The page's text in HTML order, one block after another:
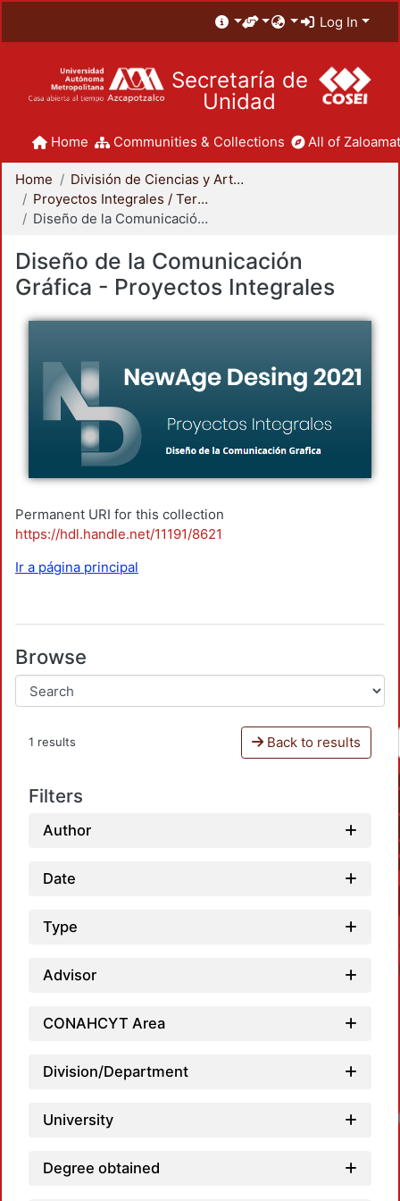
Log In
Secretaría de
Unidad
Home Communities & Collections All of
Home
División de Ciencias y Artes para el Diseño
Proyectos Integrales / Terminales - Licenciatura
Diseño de la Comunicación Gráfica - Proyectos Integrales
Diseño de la Comunicación
Gráfica - Proyectos Integrales
Permanent URI for this collection
https://hdl.handle.net/11191/8621
Ir a página principal
Browse
1 results Back to results
Filters
Author
Date
Type
Advisor
CONAHCYT Area
Division/Department
University
Degree obtained